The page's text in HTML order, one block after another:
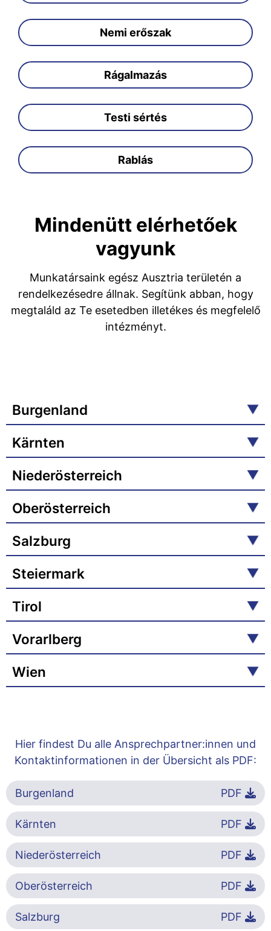
Nemi erőszak
Rágalmazás
Testi sértés
Rablás
Mindenütt elérhetőek
vagyunk
Munkatársaink egész Ausztria területén a
rendelkezésedre állnak. Segítünk abban, hogy
megtaláld az Te esetedben illetékes és megfelelő
intézményt.
Burgenland
Kärnten
Niederösterreich
Oberösterreich
Salzburg
Steiermark
Tirol
Vorarlberg
Wien
Hier findest Du alle Ansprechpartner:innen und
Kontaktinformationen in der Übersicht als PDF:
Burgenland PDF
Kärnten PDF
Niederösterreich PDF
Oberösterreich PDF
Salzburg PDF